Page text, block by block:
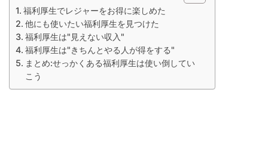
福利厚生でレジャーをお得に楽しめた
他にも使いたい福利厚生を見つけた
福利厚生は"見えない収入"
福利厚生は"きちんとやる人が得をする"
まとめ:せっかくある福利厚生は使い倒してい
こう